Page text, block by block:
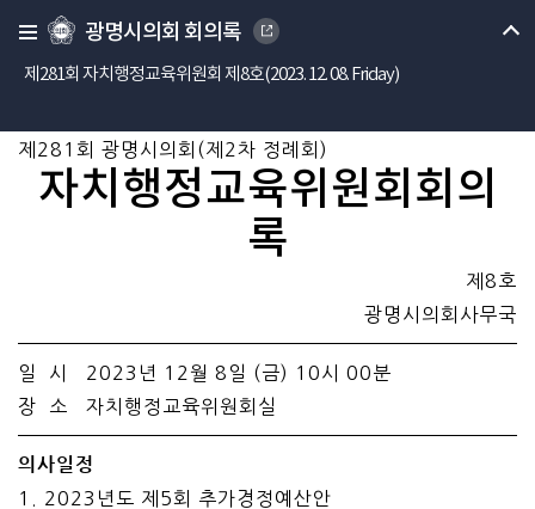
광명시의회 회의록
제281회 자치행정교육위원회 제8호(2023. 12. 08. Friday)
제281회 광명시의회(제2차 정례회)
자치행정교육위원회회의
록
제8호
광명시의회사무국
일 시 2023년 12월 8일 (금) 10시 00분
장 소 자치행정교육위원회실
의사일정
1. 2023년도 제5회 추가경정예산안